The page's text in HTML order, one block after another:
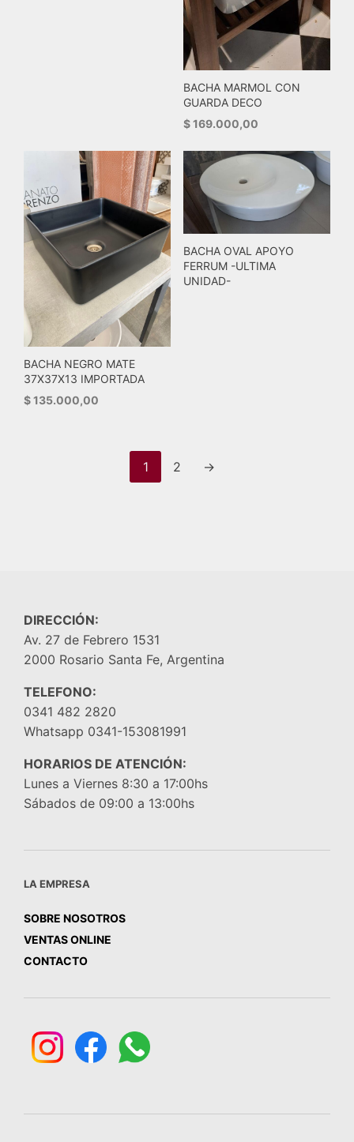
BACHA MARMOL CON
GUARDA DECO
$169.000,00
BACHA NEGRO MATE
37X37X13 IMPORTADA
$135.000,00
BACHA OVAL APOYO
FERRUM -ULTIMA
UNIDAD-
1 2 →
DIRECCIÓN:
Av. 27 de Febrero 1531
2000 Rosario Santa Fe, Argentina
TELEFONO:
0341 482 2820
Whatsapp 0341-153081991
HORARIOS DE ATENCIÓN:
Lunes a Viernes 8:30 a 17:00hs
Sábados de 09:00 a 13:00hs
LA EMPRESA
SOBRE NOSOTROS
VENTAS ONLINE
CONTACTO